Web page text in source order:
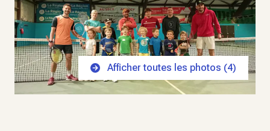
Afficher toutes les photos (4)